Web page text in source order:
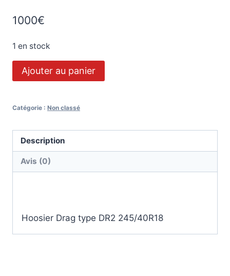
1000€
1 en stock
Ajouter au panier
Catégorie : Non classé
Description
Avis (0)
Hoosier Drag type DR2 245/40R18